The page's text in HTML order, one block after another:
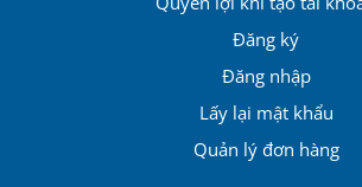
Đăng ký
Đăng nhập
Lấy lại mật khẩu
Quản lý đơn hàng